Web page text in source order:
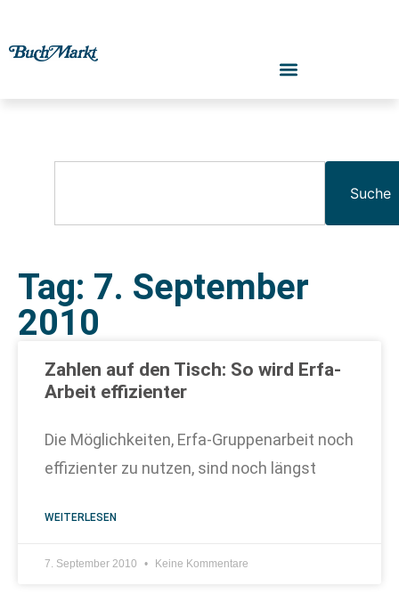
Suche
Tag: 7. September
2010
Zahlen auf den Tisch: So wird Erfa-
Arbeit effizienter
Die Möglichkeiten, Erfa-Gruppenarbeit noch
effizienter zu nutzen, sind noch längst
WEITERLESEN
7. September 2010 Keine Kommentare